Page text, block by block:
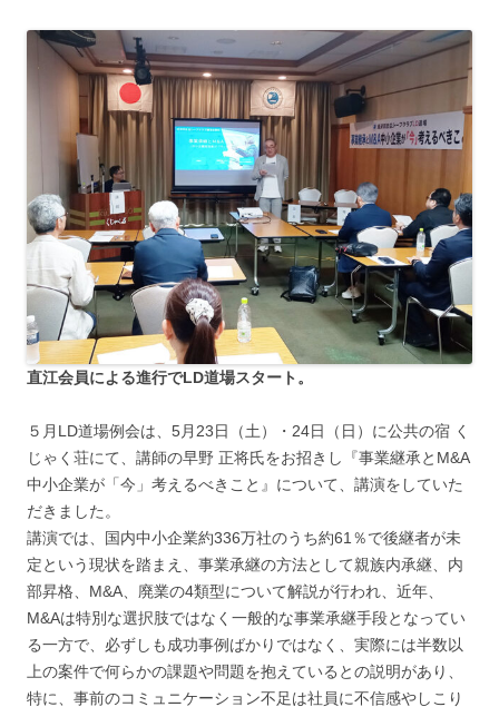
直江会員による進行でLD道場スタート。
５月LD道場例会は、5月23日（土）・24日（日）に公共の宿 く
じゃく荘にて、講師の早野 正将氏をお招きし『事業継承とM&A
中小企業が「今」考えるべきこと』について、講演をしていた
だきました。
講演では、国内中小企業約336万社のうち約61％で後継者が未
定という現状を踏まえ、事業承継の方法として親族内承継、内
部昇格、M&A、廃業の4類型について解説が行われ、近年、
M&Aは特別な選択肢ではなく一般的な事業承継手段となってい
る一方で、必ずしも成功事例ばかりではなく、実際には半数以
上の案件で何らかの課題や問題を抱えているとの説明があり、
特に、事前のコミュニケーション不足は社員に不信感やしこり